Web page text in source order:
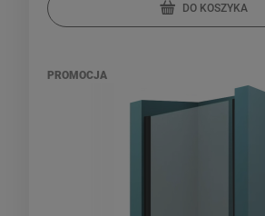
DO KOSZYKA
PROMOCJA